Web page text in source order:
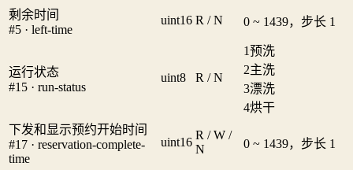
剩余时间
#5 · left-time
uint16 R / N 0 ~ 1439，步长 1
运行状态
#15 · run-status
uint8 R / N
1预洗
2主洗
3漂洗
4烘干
下发和显示预约开始时间
#17 · reservation-complete-
time
uint16
R / W /
N
0 ~ 1439，步长 1